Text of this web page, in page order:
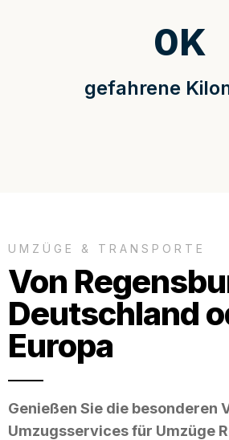
gefahrene
0K
UMZÜGE & TRANSPORTE
Von
Deutschland
Europa
Genießen Sie die besonderen
Umzugsservices für Umzüge